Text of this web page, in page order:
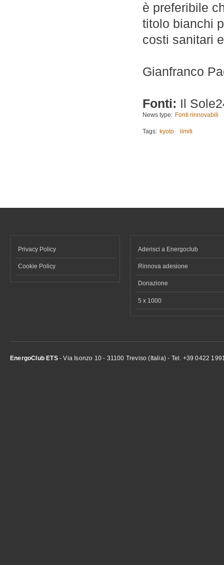
è preferibile
titolo bianchi
costi sanitari
Gianfranco
Fonti: Il
News type: Fonti rinnovabili
Tags: kyoto limiti
Privacy Policy
Cookie Policy
Aderisci a Energoclub
Rinnova adesione
Donazione
5 x 1000
EnergoClub ETS- Via Isonzo 10 - 31100 Treviso (Italia) - Tel. +39 0422